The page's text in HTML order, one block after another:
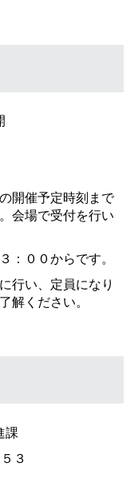
開催予定時刻まで
会場で受付を行い
：００からです。
行い、定員になり
解ください。
課
３